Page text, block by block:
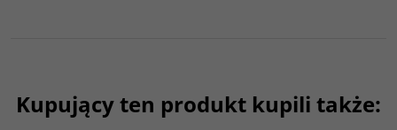
Kupujący ten produkt kupili także: